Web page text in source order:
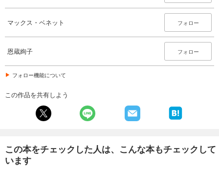
マックス・ベネット フォロー
恩蔵絢子 フォロー
フォロー機能について
この作品を共有しよう
この本をチェックした人は、こんな本もチェックして
います